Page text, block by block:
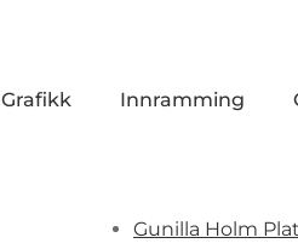
Grafikk Innramming
Gunilla Holm